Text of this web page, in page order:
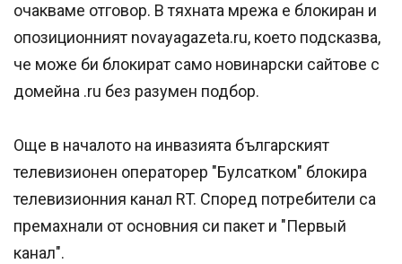
очакваме отговор. В тяхната мрежа е блокиран и
опозиционният novayagazeta.ru, което подсказва,
че може би блокират само новинарски сайтове с
домейна .ru без разумен подбор.
Още в началото на инвазията българският
телевизионен операторер "Булсатком" блокира
телевизионния канал RT. Според потребители са
премахнали от основния си пакет и "Первый
канал".